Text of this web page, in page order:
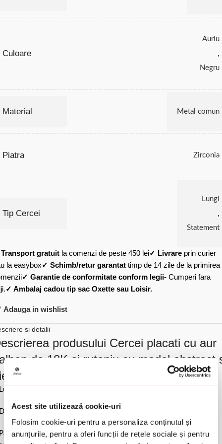
Acest site utilizează cookie-uri
Folosim cookie-uri pentru a personaliza conținutul și
anunțurile, pentru a oferi funcții de rețele sociale și pentru
Culoare
Auriu
,
Negru
Material Metal comun
Piatra Zirconia
Tip Cercei
Lungi
,
Statement
Transport gratuit la comenzi de peste 450 lei✓ Livrare prin curier
la easybox✓ Schimb/retur garantat timp de 14 zile de la primirea
✓ Garantie de conformitate conform legii- Cumperi fara
✓ Ambalaj cadou tip sac Oxette sau Loisir.
Adauga in wishlist
si detalii
produsului Cercei placati cu aur
de 18K si ruteniu cu model abstract
zirconia Natrix:
3.9 cm.
elemente 2.5 cm x 1.8 cm.
bijuteria in ambalajul original sau intr-un saculet de catifea